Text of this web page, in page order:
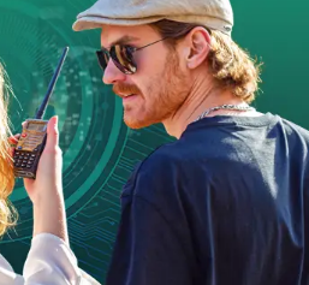
CH
DE
UK
IE
buchen
bestellen